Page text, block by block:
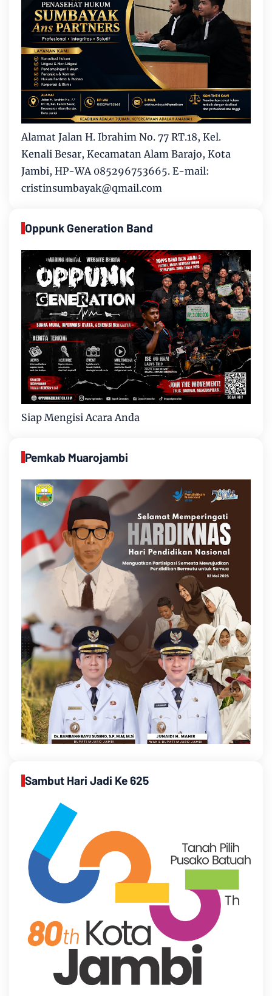
Alamat Jalan H. Ibrahim No. 77 RT.18, Kel.
Kenali Besar, Kecamatan Alam Barajo, Kota
Jambi, HP-WA 085296753665. E-mail:
cristinsumbayak@qmail.com
Oppunk Generation Band
Siap Mengisi Acara Anda
Pemkab Muarojambi
Sambut Hari Jadi Ke 625